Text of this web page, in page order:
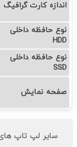
اندازه کارت گرافیگ
نوع حافظه داخلی
HDD
نوع حافظه داخلی
SSD
صفحه نمایش
سایر لپ تاپ